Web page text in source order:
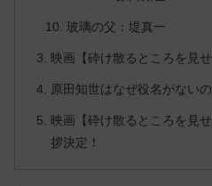
玻璃の父：堤真一
映画【砕け散るところを見
原田知世はなぜ役名がないの
映画【砕け散るところを見
拶決定！